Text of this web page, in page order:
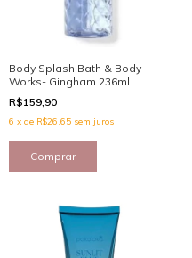
Body Splash Bath & Body
Works- Gingham 236ml
R$159,90
6 x de R$26,65 sem juros